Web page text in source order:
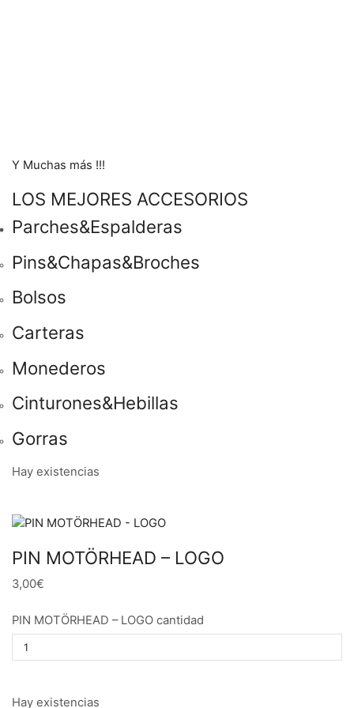
Y Muchas más !!!
LOS MEJORES ACCESORIOS
Parches&Espalderas
Pins&Chapas&Broches
Bolsos
Carteras
Monederos
Cinturones&Hebillas
Gorras
Hay existencias
PIN MOTÖRHEAD – LOGO
3,00€
PIN MOTÖRHEAD – LOGO cantidad
Hay existencias